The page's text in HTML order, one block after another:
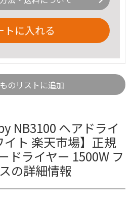
トに入れる
のリストに追加
NB3100 ヘアドライ
イト 楽天市場】正規
ドライヤー 1500W フ
の詳細情報